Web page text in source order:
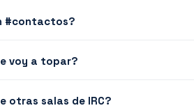
#contactos?
voy a topar?
otras salas de IRC?